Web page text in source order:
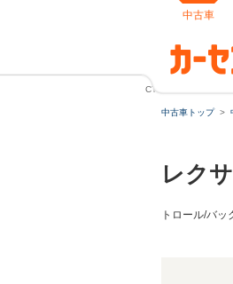
中古車
CT 200h Fスポーツ
中古車トップ
レク
トロール/バッ